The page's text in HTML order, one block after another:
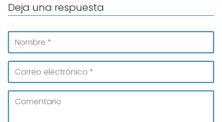
Deja una respuesta